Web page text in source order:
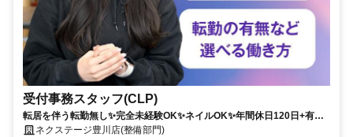
受付事務スタッフ(CLP)
転居を伴う転勤無し✨完全未経験OK✨ネイルOK✨年間休日120日+有給
休暇5日でワークライフバランスも充実❗
ネクステージ豊川店(整備部門)